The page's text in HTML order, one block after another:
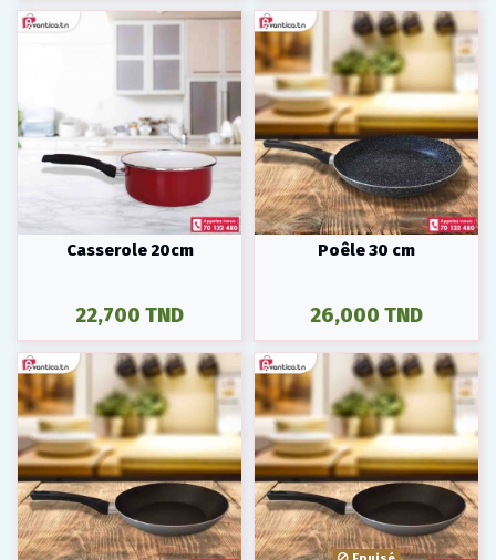
Casserole 20cm
22,700 TND
Poêle 30 cm
26,000 TND